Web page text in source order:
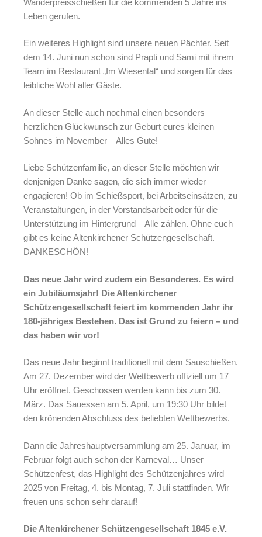
Leben gerufen.
Ein weiteres Highlight sind unsere neuen Pächter. Seit
dem 14. Juni nun schon sind Prapti und Sami mit ihrem
Team im Restaurant „Im Wiesental“ und sorgen für das
leibliche Wohl aller Gäste.
An dieser Stelle auch nochmal einen besonders
herzlichen Glückwunsch zur Geburt eures kleinen
Sohnes im November – Alles Gute!
Liebe Schützenfamilie, an dieser Stelle möchten wir
denjenigen Danke sagen, die sich immer wieder
engagieren! Ob im Schießsport, bei Arbeitseinsätzen, zu
Veranstaltungen, in der Vorstandsarbeit oder für die
Unterstützung im Hintergrund – Alle zählen. Ohne euch
gibt es keine Altenkirchener Schützengesellschaft.
DANKESCHÖN!
Das neue Jahr wird zudem ein Besonderes. Es wird
ein Jubiläumsjahr! Die Altenkirchener
Schützengesellschaft feiert im kommenden Jahr ihr
180-jähriges Bestehen. Das ist Grund zu feiern – und
das haben wir vor!
Das neue Jahr beginnt traditionell mit dem Sauschießen.
Am 27. Dezember wird der Wettbewerb offiziell um 17
Uhr eröffnet. Geschossen werden kann bis zum 30.
März. Das Sauessen am 5. April, um 19:30 Uhr bildet
den krönenden Abschluss des beliebten Wettbewerbs.
Dann die Jahreshauptversammlung am 25. Januar, im
Februar folgt auch schon der Karneval… Unser
Schützenfest, das Highlight des Schützenjahres wird
2025 von Freitag, 4. bis Montag, 7. Juli stattfinden. Wir
freuen uns schon sehr darauf!
Die Altenkirchener Schützengesellschaft 1845 e.V.